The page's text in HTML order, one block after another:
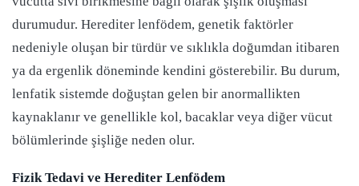
durumudur. Herediter lenfödem, genetik faktörler
nedeniyle oluşan bir türdür ve sıklıkla doğumdan itibaren
ya da ergenlik döneminde kendini gösterebilir. Bu durum,
lenfatik sistemde doğuştan gelen bir anormallikten
kaynaklanır ve genellikle kol, bacaklar veya diğer vücut
bölümlerinde şişliğe neden olur.
Fizik Tedavi ve Herediter Lenfödem